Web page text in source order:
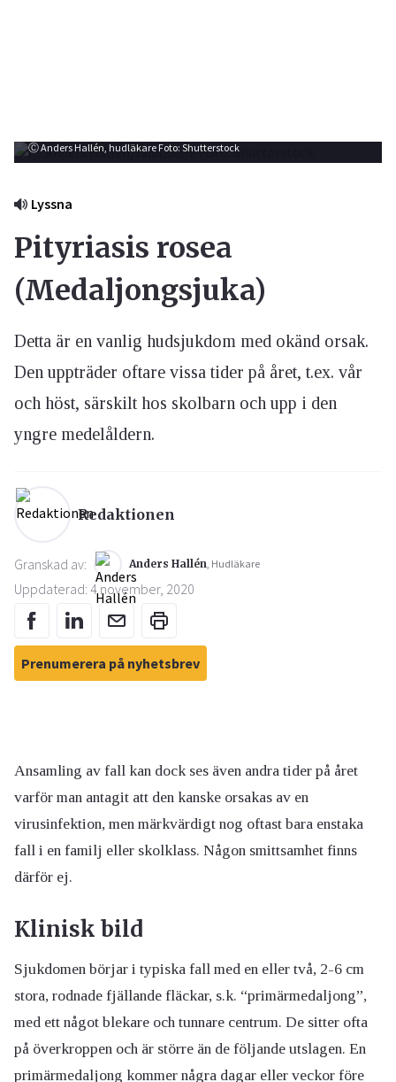
Ⓒ Anders Hallén, hudläkare Foto: Shutterstock
Lyssna
Pityriasis rosea
(Medaljongsjuka)
Detta är en vanlig hudsjukdom med okänd orsak.
Den uppträder oftare vissa tider på året, t.ex. vår
och höst, särskilt hos skolbarn och upp i den
yngre medelåldern.
Redaktionen
Granskad av: Anders Hallén, Hudläkare
Uppdaterad: 4 november, 2020
Prenumerera på nyhetsbrev
Ansamling av fall kan dock ses även andra tider på året
varför man antagit att den kanske orsakas av en
virusinfektion, men märkvärdigt nog oftast bara enstaka
fall i en familj eller skolklass. Någon smittsamhet finns
därför ej.
Klinisk bild
Sjukdomen börjar i typiska fall med en eller två, 2-6 cm
stora, rodnade fjällande fläckar, s.k. “primärmedaljong”,
med ett något blekare och tunnare centrum. De sitter ofta
på överkroppen och är större än de följande utslagen. En
primärmedaljong kommer några dagar eller veckor före